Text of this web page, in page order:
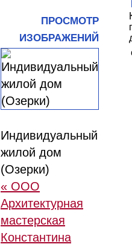
ПРОСМОТР
ИЗОБРАЖЕНИЙ
Индивидуальный
жилой дом
(Озерки)
« ООО
Архитектурная
мастерская
Константина